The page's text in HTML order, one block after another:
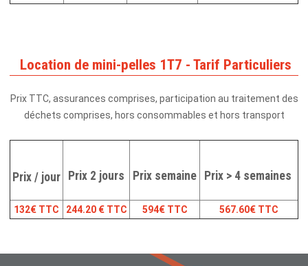
Location de mini-pelles 1T7 - Tarif Particuliers
Prix TTC, assurances comprises, participation au traitement des
déchets comprises, hors consommables et hors transport
Prix / jour Prix 2 jours Prix semaine Prix > 4 semaines
132€ TTC 244.20 € TTC 594€ TTC 567.60€ TTC